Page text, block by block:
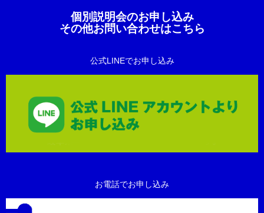
個別説明会のお申し込み
その他お問い合わせはこちら
公式LINEでお申し込み
お電話でお申し込み